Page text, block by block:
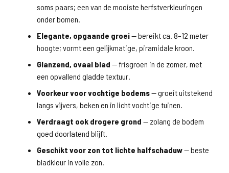
soms paars; een van de mooiste herfstverkleuringen
onder bomen.
Elegante, opgaande groei— bereikt ca. 8–12 meter
hoogte; vormt een gelijkmatige, piramidale kroon.
Glanzend, ovaal blad — frisgroen in de zomer, met
een opvallend gladde textuur.
Voorkeur voor vochtige bodems— groeit uitstekend
langs vijvers, beken en in licht vochtige tuinen.
Verdraagt ook drogere grond — zolang de bodem
goed doorlatend blijft.
Geschikt voor zon tot lichte halfschaduw— beste
bladkleur in volle zon.